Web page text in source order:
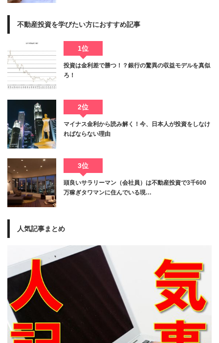
不動産投資を学びたい方におすすめ記事
1位
投資は金利差で勝つ！？銀行の驚異の収益モデルを真似
ろ！
2位
マイナス金利から読み解く！今、日本人が投資をしなけ
ればならない理由
3位
頭良いサラリーマン（会社員）は不動産投資で3千600
万稼ぎタワマンに住んでいる現…
人気記事まとめ